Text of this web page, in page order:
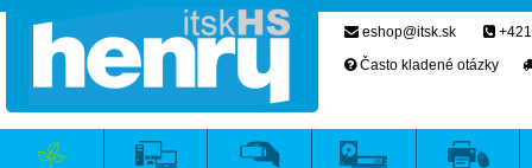
eshop@itsk.sk
Často kladené otázky